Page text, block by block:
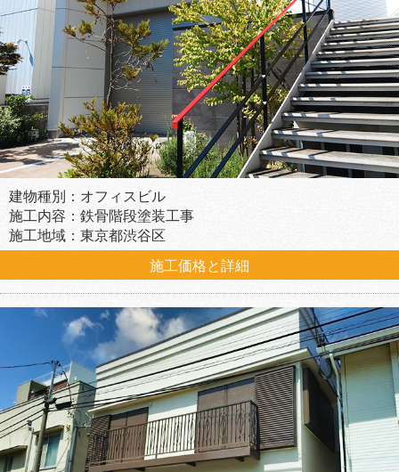
建物種別：オフィスビル
施工内容：鉄骨階段塗装工事
施工地域：東京都渋谷区
施工価格と詳細